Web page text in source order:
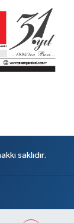
saklıdır.